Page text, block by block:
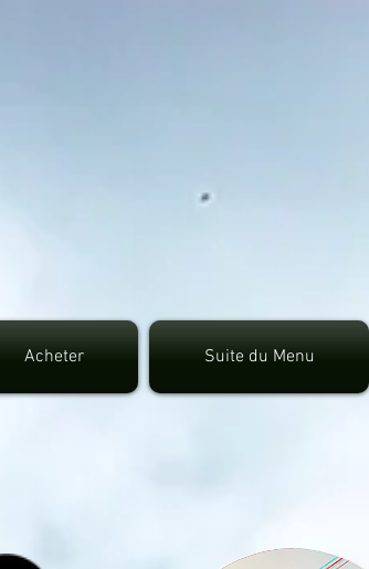
Acheter Suite du Menu